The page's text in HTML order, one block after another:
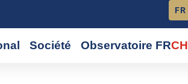
FR
Société Observatoire FRCH